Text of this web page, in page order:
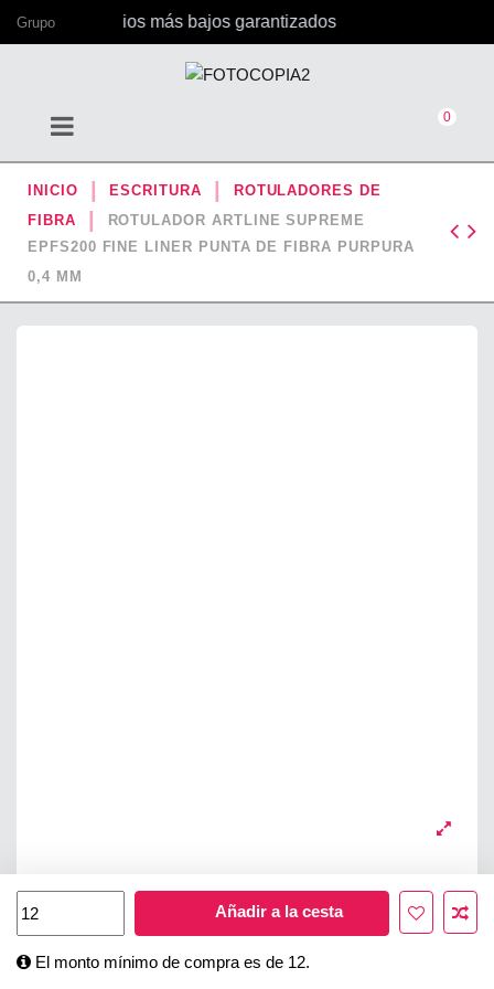
Grupo
con los precios más bajos garantizados
0
INICIO ESCRITURA
ROTULADORES DE
FIBRA
ROTULADOR ARTLINE SUPREME
EPFS200 FINE LINER PUNTA DE FIBRA PURPURA
0,4 MM
Añadir a la cesta
El monto mínimo de compra es de 12.